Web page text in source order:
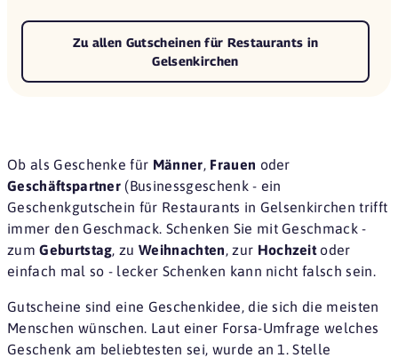
Zu allen Gutscheinen für Restaurants in
Gelsenkirchen
Ob als Geschenke für Männer, Frauen oder
Geschäftspartner (Businessgeschenk - ein
Geschenkgutschein für Restaurants in Gelsenkirchen trifft
immer den Geschmack. Schenken Sie mit Geschmack -
zumGeburtstag, zuWeihnachten, zur Hochzeitoder
einfach mal so - lecker Schenken kann nicht falsch sein.
Gutscheine sind eine Geschenkidee, die sich die meisten
Menschen wünschen. Laut einer Forsa-Umfrage welches
Geschenk am beliebtesten sei, wurde an 1. Stelle